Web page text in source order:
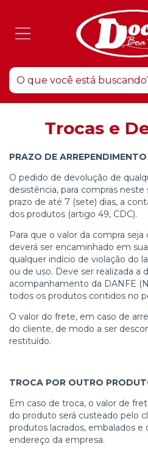
Trocas e
PRAZO DE ARREPENDIMENTO
O pedido de devolução de
desistência, para compras
prazo de até 7 (sete) dias, a
dos produtos (artigo 49, CDC).
Para que o valor da compra
deverá ser encaminhado em
qualquer indício de violação do
ou de uso. Deve ser realizada a
acompanhamento da DANFE
todos os produtos contidos no
O valor do frete, em caso de
do cliente, de modo a ser
restituído.
TROCA POR OUTRO
Em caso de troca, o valor de
do produto será custeado pelo
produtos lacrados, embalados e
endereço da empresa.